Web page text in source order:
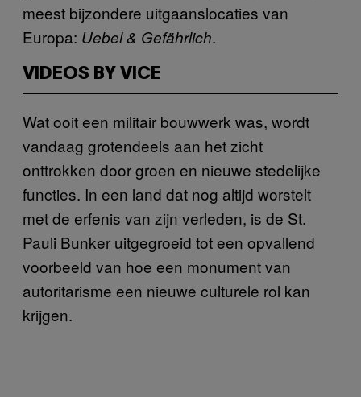
meest bijzondere uitgaanslocaties van
Europa: Uebel & Gefährlich.
VIDEOS BY VICE
Wat ooit een militair bouwwerk was, wordt
vandaag grotendeels aan het zicht
onttrokken door groen en nieuwe stedelijke
functies. In een land dat nog altijd worstelt
met de erfenis van zijn verleden, is de St.
Pauli Bunker uitgegroeid tot een opvallend
voorbeeld van hoe een monument van
autoritarisme een nieuwe culturele rol kan
krijgen.